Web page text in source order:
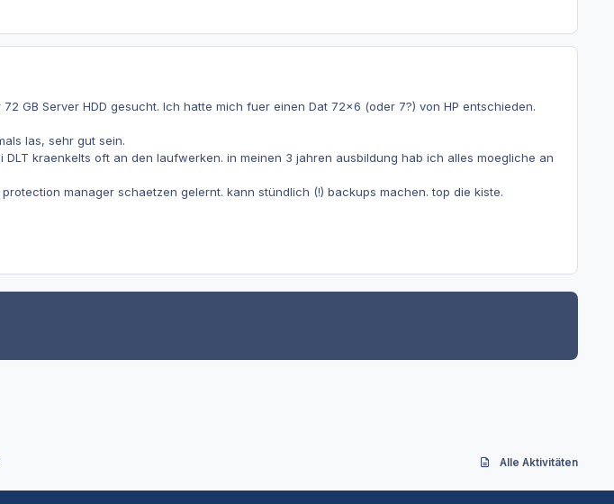
GB Server HDD gesucht. Ich hatte mich fuer einen Dat 72x6 (oder 7?) von HP entschieden.
las, sehr gut sein.
kraenkelts oft an den laufwerken. in meinen 3 jahren ausbildung hab ich alles moegliche an
manager schaetzen gelernt. kann stündlich (!) backups machen. top die kiste.
Alle Aktivitäten